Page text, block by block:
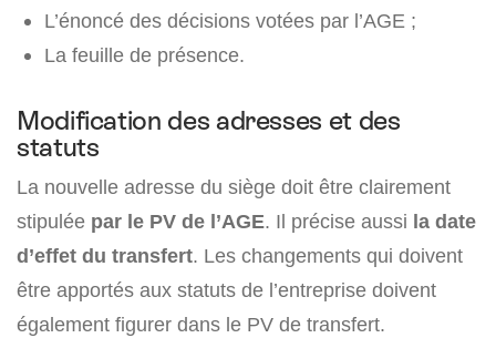
L’énoncé des décisions votées par l’AGE ;
La feuille de présence.
Modification des adresses et des
statuts
La nouvelle adresse du siège doit être clairement
stipulée par le PV de l’AGE. Il précise aussi la date
d’effet du transfert. Les changements qui doivent
être apportés aux statuts de l’entreprise doivent
également figurer dans le PV de transfert.